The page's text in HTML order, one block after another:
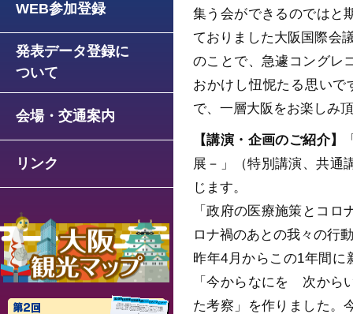
WEB参加登録
発表データ登録に
ついて
会場・交通案内
リンク
集う会ができるのではと
ておりました大阪国際会
のことで、急遽コングレ
おかけし忸怩たる思い
で、一層大阪をお楽しみ
【講演・企画のご紹介】
展－」（特別講演、共通
じます。
「政府の医療施策とコ
ロナ禍のあとの我々の行
昨年4月からこの1年間
「今からなにを 次から
た考察」を作りました。